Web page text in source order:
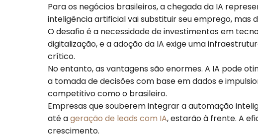
Para os negócios brasileiros, a chegada da IA
inteligência artificial vai substituir seu emprego,
O desafio é a necessidade de investimentos em
digitalização, e a adoção da IA exige uma
crítico.
No entanto, as vantagens são enormes. A IA pode
a tomada de decisões com base em dados e
competitivo como o brasileiro.
Empresas que souberem integrar a automação
até ageração de leads com IA, estarão à frente. A
crescimento.